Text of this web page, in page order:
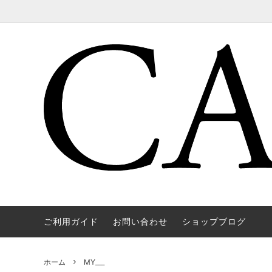
WAREHOUSE & CO. OOE
OUTER TOPS
ご利用ガイド お問い合わせ ショップブログ
ホーム
MY___